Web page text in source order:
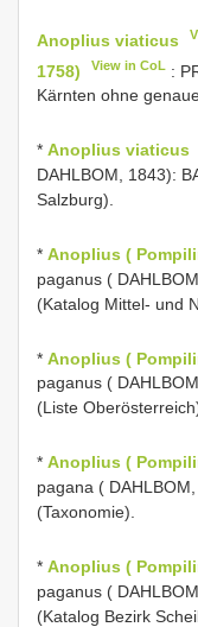
Anoplius viaticus
1758)
View in CoL :
Kärnten ohne
* Anoplius viaticus
DAHLBOM, 1843):
Salzburg).
* Anoplius (
paganus (
(Katalog Mittel- und
* Anoplius (
paganus (
(Liste
* Anoplius (
pagana (
(Taxonomie).
* Anoplius (
paganus (
(Katalog Bezirk